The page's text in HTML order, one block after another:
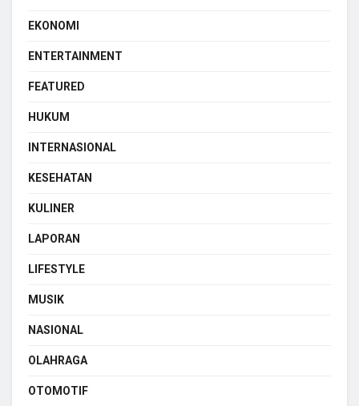
EKONOMI
ENTERTAINMENT
FEATURED
HUKUM
INTERNASIONAL
KESEHATAN
KULINER
LAPORAN
LIFESTYLE
MUSIK
NASIONAL
OLAHRAGA
OTOMOTIF